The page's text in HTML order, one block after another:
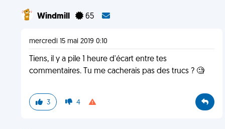
Windmill 65
mercredi 15 mai 2019 0:10
Tiens, il y a pile 1 heure d'écart entre tes
commentaires. Tu me cacherais pas des trucs ? 🧐
3 4